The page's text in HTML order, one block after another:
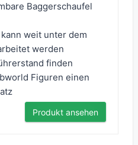
Baggerschaufel
weit unter dem
werden
finden
Figuren einen
Produkt ansehen